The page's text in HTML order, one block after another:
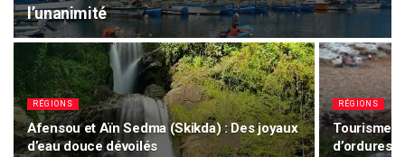
l’unanimité
RÉGIONS
Afensou et Aïn Sedma (Skikda) : Des joyaux
d’eau douce dévoilés
RÉGIONS
Tourisme
d’ordures